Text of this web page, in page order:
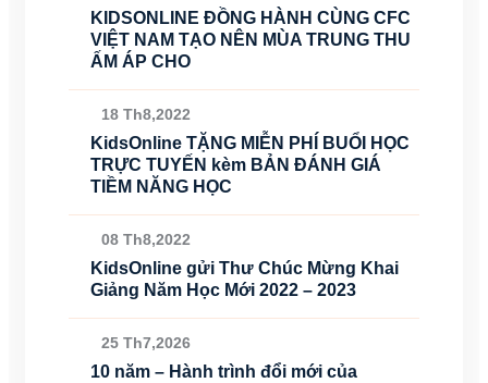
KIDSONLINE ĐỒNG HÀNH CÙNG CFC
VIỆT NAM TẠO NÊN MÙA TRUNG THU
ẤM ÁP CHO
18 Th8,2022
KidsOnline TẶNG MIỄN PHÍ BUỔI HỌC
TRỰC TUYẾN kèm BẢN ĐÁNH GIÁ
TIỀM NĂNG HỌC
08 Th8,2022
KidsOnline gửi Thư Chúc Mừng Khai
Giảng Năm Học Mới 2022 – 2023
25 Th7,2026
10 năm – Hành trình đổi mới của